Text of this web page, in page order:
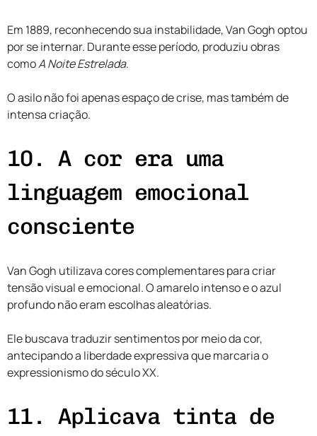
Em 1889, reconhecendo sua instabilidade, Van Gogh optou
por se internar. Durante esse período, produziu obras
comoA Noite Estrelada.
O asilo não foi apenas espaço de crise, mas também de
intensa criação.
10. A cor era uma
linguagem emocional
consciente
Van Gogh utilizava cores complementares para criar
tensão visual e emocional. O amarelo intenso e o azul
profundo não eram escolhas aleatórias.
Ele buscava traduzir sentimentos por meio da cor,
antecipando a liberdade expressiva que marcaria o
expressionismo do século XX.
11. Aplicava tinta de